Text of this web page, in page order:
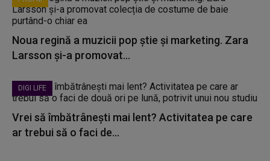
Noua regină a muzicii pop știe și marketing. Zara
Larsson și-a promovat...
DIGI LIFE
Vrei să îmbătrânești mai lent? Activitatea pe care
ar trebui să o faci de...